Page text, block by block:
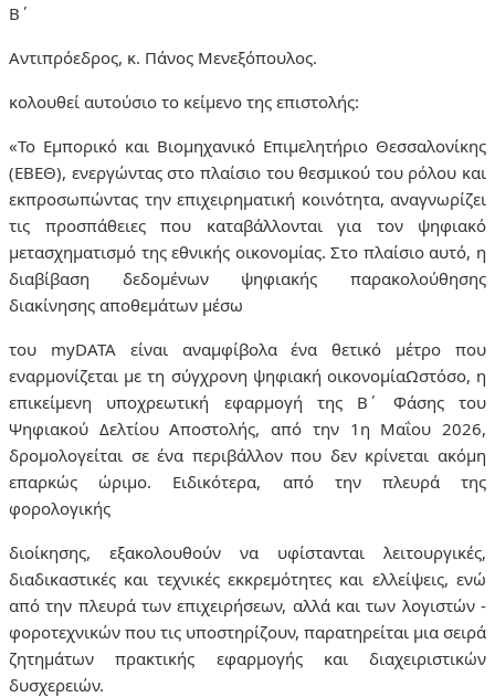
Β΄
Αντιπρόεδρος, κ. Πάνος Μενεξόπουλος.
κολουθεί αυτούσιο το κείμενο της επιστολής:
«Το Εμπορικό και Βιομηχανικό Επιμελητήριο Θεσσαλονίκης
(ΕΒΕΘ), ενεργώντας στο πλαίσιο του θεσμικού του ρόλου και
εκπροσωπώντας την επιχειρηματική κοινότητα, αναγνωρίζει
τις προσπάθειες που καταβάλλονται για τον ψηφιακό
μετασχηματισμό της εθνικής οικονομίας. Στο πλαίσιο αυτό, η
διαβίβαση δεδομένων ψηφιακής παρακολούθησης
διακίνησης αποθεμάτων μέσω
του myDATA είναι αναμφίβολα ένα θετικό μέτρο που
εναρμονίζεται με τη σύγχρονη ψηφιακή οικονομίαΩστόσο, η
επικείμενη υποχρεωτική εφαρμογή της Β΄ Φάσης του
Ψηφιακού Δελτίου Αποστολής, από την 1η Μαΐου 2026,
δρομολογείται σε ένα περιβάλλον που δεν κρίνεται ακόμη
επαρκώς ώριμο. Ειδικότερα, από την πλευρά της
φορολογικής
διοίκησης, εξακολουθούν να υφίστανται λειτουργικές,
διαδικαστικές και τεχνικές εκκρεμότητες και ελλείψεις, ενώ
από την πλευρά των επιχειρήσεων, αλλά και των λογιστών -
φοροτεχνικών που τις υποστηρίζουν, παρατηρείται μια σειρά
ζητημάτων πρακτικής εφαρμογής και διαχειριστικών
δυσχερειών.